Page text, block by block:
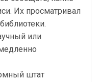
Их просматривал
или
штат